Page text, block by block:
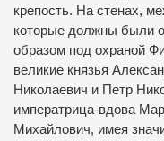
крепость. На стенах,
которые должны были
образом под охраной
великие князья
Николаевич и Петр
императрица-вдова
Михайлович, имея